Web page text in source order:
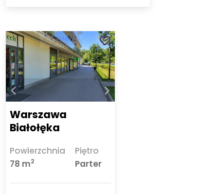
Warszawa
Białołęka
Powierzchnia
78 m2
Piętro
Parter